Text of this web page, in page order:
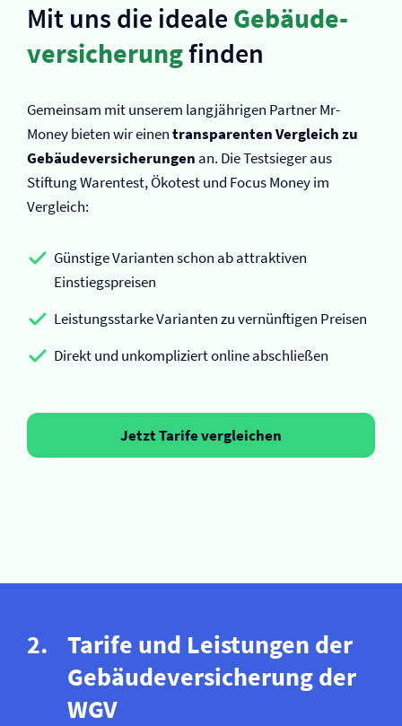
Mit uns die ideale Gebäude­
versicherungfinden
Gemeinsam mit unserem langjährigen Partner Mr-
Money bieten wir einentransparenten Vergleich zu
Gebäude­versicherungen an. Die Testsieger aus
Stiftung Warentest, Ökotest und Focus Money im
Vergleich:
Günstige Varianten schon ab attraktiven
Einstiegspreisen
Leistungsstarke Varianten zu vernünftigen Preisen
Direkt und unkompliziert online abschließen
Jetzt Tarife vergleichen
Tarife und Leistungen der
Gebäude­versicherung der
WGV